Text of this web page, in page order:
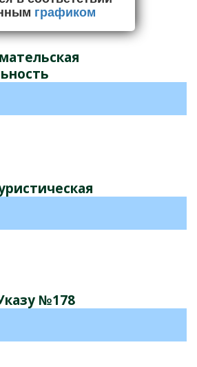
графиком
№178